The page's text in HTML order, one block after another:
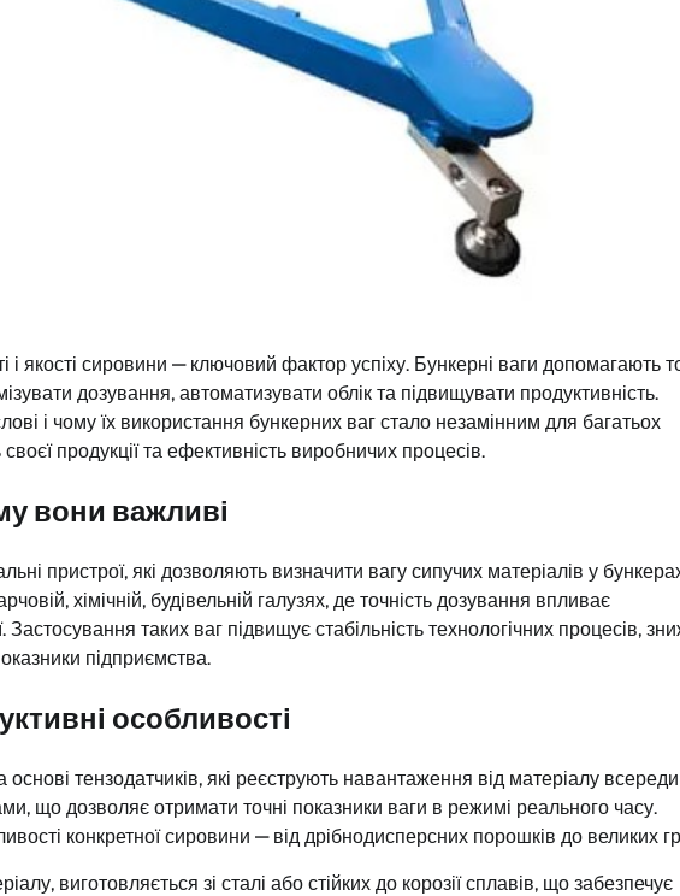
і якості сировини — ключовий фактор успіху. Бункерні ваги допомагають
дозування, автоматизувати облік та підвищувати продуктивність.
і чому їх використання бункерних ваг стало незамінним для багатьох
продукції та ефективність виробничих процесів.
вони важливі
пристрої, які дозволяють визначити вагу сипучих матеріалів у
хімічній, будівельній галузях, де точність дозування впливає
Застосування таких ваг підвищує стабільність технологічних процесів,
підприємства.
особливості
тензодатчиків, які реєструють навантаження від матеріалу
що дозволяє отримати точні показники ваги в режимі реального часу.
конкретної сировини — від дрібнодисперсних порошків до великих
виготовляється зі сталі або стійких до корозії сплавів, що забезпечує